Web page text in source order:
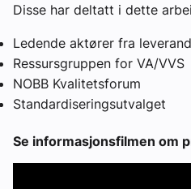
Disse har deltatt i dette
Ledende aktører fra
Ressursgruppen for VA/VVS
NOBB Kvalitetsforum
Standardiseringsutvalget
Se informasjonsfilmen om